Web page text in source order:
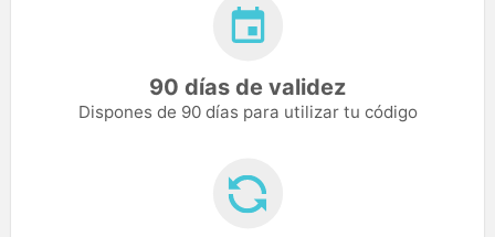
90 días de validez
Dispones de 90 días para utilizar tu código